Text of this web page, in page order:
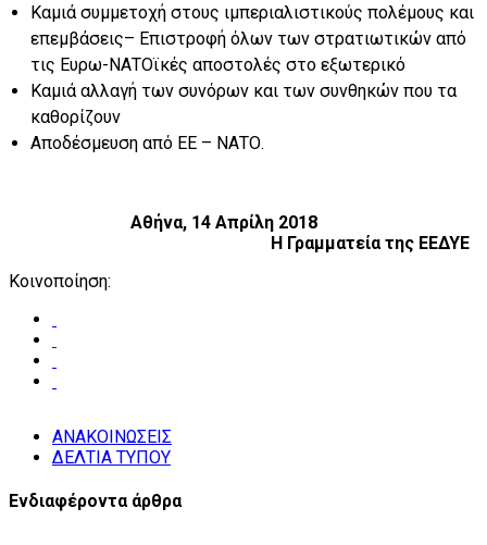
Καμιά συμμετοχή στους ιμπεριαλιστικούς πολέμους και
επεμβάσεις– Επιστροφή όλων των στρατιωτικών από
τις Ευρω-ΝΑΤΟϊκές αποστολές στο εξωτερικό
Καμιά αλλαγή των συνόρων και των συνθηκών που τα
καθορίζουν
Αποδέσμευση από ΕΕ – ΝΑΤΟ.
Αθήνα, 14 Απρίλη 2018
Η Γραμματεία της ΕΕΔΥΕ
Κοινοποίηση:
ΑΝΑΚΟΙΝΩΣΕΙΣ
ΔΕΛΤΙΑ ΤΥΠΟΥ
Ενδιαφέροντα άρθρα